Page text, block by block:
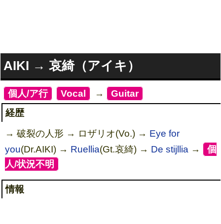
AIKI → 哀綺（アイキ）
個人/ア行] Vocal → Guitar]
経歴
→ 破裂の人形 → ロザリオ(Vo.) → Eye for
you(Dr.AIKI) → Ruellia(Gt.哀綺) → De stijllia → [個
人/状況不明
情報